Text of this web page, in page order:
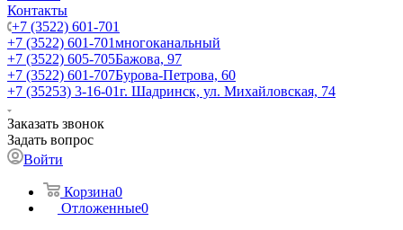
Контакты
+7 (3522) 601-701
+7 (3522) 601-701многоканальный
+7 (3522) 605-705Бажова, 97
+7 (3522) 601-707Бурова-Петрова, 60
+7 (35253) 3-16-01г. Шадринск, ул. Михайловская, 74
Заказать звонок
Задать вопрос
Войти
Корзина0
Отложенные0